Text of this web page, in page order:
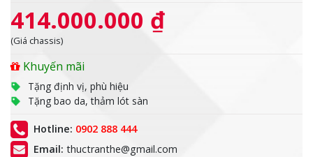
414.000.000 ₫
(Giá chassis)
Khuyến mãi
Tặng định vị, phù hiệu
Tặng bao da, thảm lót sàn
Hotline: 0902 888 444
Email: thuctranthe@gmail.com